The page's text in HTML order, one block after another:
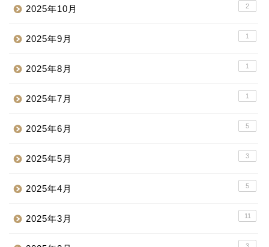
2025年10月 2
2025年9月 1
2025年8月 1
2025年7月 1
2025年6月 5
2025年5月 3
2025年4月 5
2025年3月 11